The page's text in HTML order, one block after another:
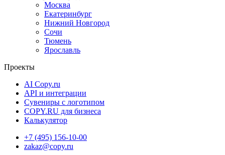
Москва
Екатеринбург
Нижний Новгород
Сочи
Тюмень
Ярославль
Проекты
AI Copy.ru
API и интеграции
Сувениры с логотипом
COPY.RU для бизнеса
Калькулятор
+7 (495) 156-10-00
zakaz@copy.ru